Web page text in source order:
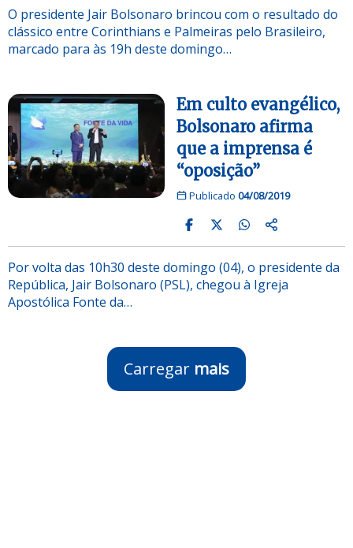
O presidente Jair Bolsonaro brincou com o resultado do
clássico entre Corinthians e Palmeiras pelo Brasileiro,
marcado para às 19h deste domingo…
Em culto evangélico,
Bolsonaro afirma
que a imprensa é
“oposição”
Publicado 04/08/2019
Por volta das 10h30 deste domingo (04), o presidente da
República, Jair Bolsonaro (PSL), chegou à Igreja
Apostólica Fonte da…
Carregar mais